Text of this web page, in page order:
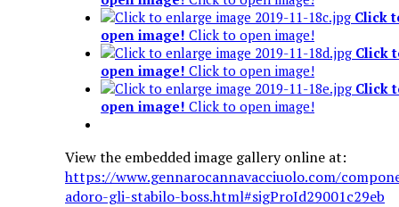
Click
open image! Click to open image!
Click
open image! Click to open image!
Click
open image! Click to open image!
View the embedded image gallery online at:
https://www.gennarocannavacciuolo.com/
adoro-gli-stabilo-boss.html#sigProId29001c29eb